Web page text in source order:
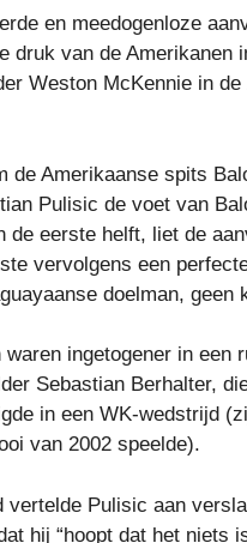
en meedogenloze
druk van de Amerikanen
Weston McKennie in
de Amerikaanse spits
Pulisic de voet van
de eerste helft, liet de
vervolgens een
doelman, geen
waren ingetogener in
Sebastian Berhalter,
in een WK-wedstrijd
van 2002 speelde).
vertelde Pulisic aan
hij “hoopt dat het niets